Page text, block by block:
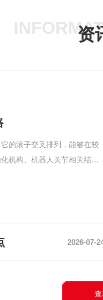
资
的滚子交叉排列，能够在较
机构、机器人关节相关结构
2026-07-